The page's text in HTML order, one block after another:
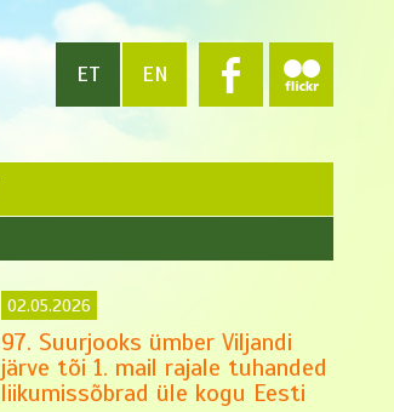
ET EN
02.05.2026
97. Suurjooks ümber Viljandi
järve tõi 1. mail rajale tuhanded
liikumissõbrad üle kogu Eesti